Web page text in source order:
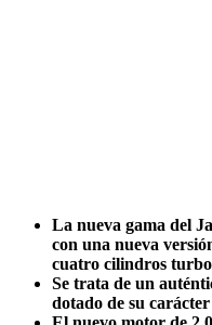
La nueva gama del
con una nueva
cuatro cilindros
Se trata de un
dotado de su